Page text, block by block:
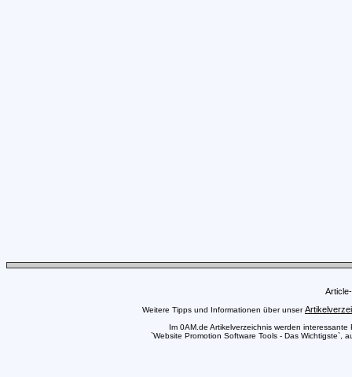
Weitere Tipps und Informationen über unser
Im 0AM.de Artikelverzeichnis werden
`Website Promotion Software Tools - Das Wichtigste`,